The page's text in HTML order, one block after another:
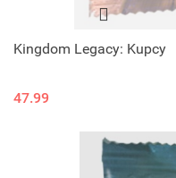
Kingdom Legacy: Kupcy
47.99